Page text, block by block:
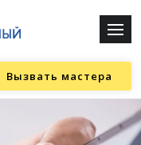
Вызвать мастера